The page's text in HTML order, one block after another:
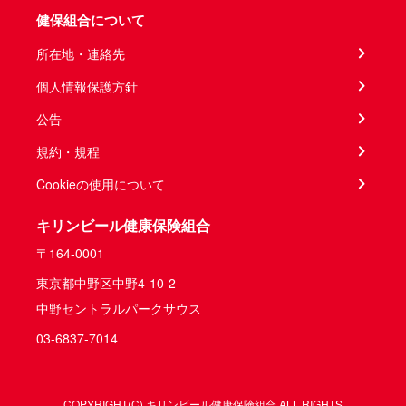
健保組合について
所在地・連絡先
個人情報保護方針
公告
規約・規程
Cookieの使用について
キリンビール健康保険組合
〒164-0001
東京都中野区中野4-10-2
中野セントラルパークサウス
03-6837-7014